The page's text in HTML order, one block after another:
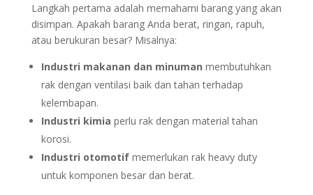
Langkah pertama adalah memahami barang yang akan
disimpan. Apakah barang Anda berat, ringan, rapuh,
atau berukuran besar? Misalnya:
Industri makanan dan minuman membutuhkan
rak dengan ventilasi baik dan tahan terhadap
kelembapan.
Industri kimia perlu rak dengan material tahan
korosi.
Industri otomotifmemerlukan rak heavy duty
untuk komponen besar dan berat.